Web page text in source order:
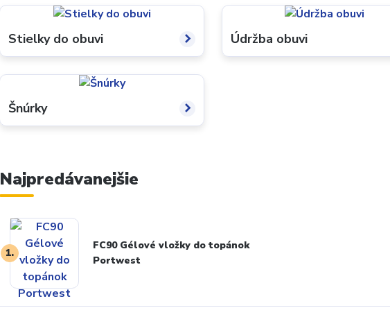
Stielky do obuvi Údržba obuvi
Šnúrky
Najpredávanejšie
1.
FC90 Gélové vložky do topánok
Portwest